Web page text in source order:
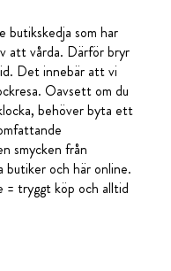
butikskedja som har
att vårda. Därför bryr
Det innebär att vi
Oavsett om du
behöver byta ett
smycken från
butiker och här online.
= tryggt köp och alltid